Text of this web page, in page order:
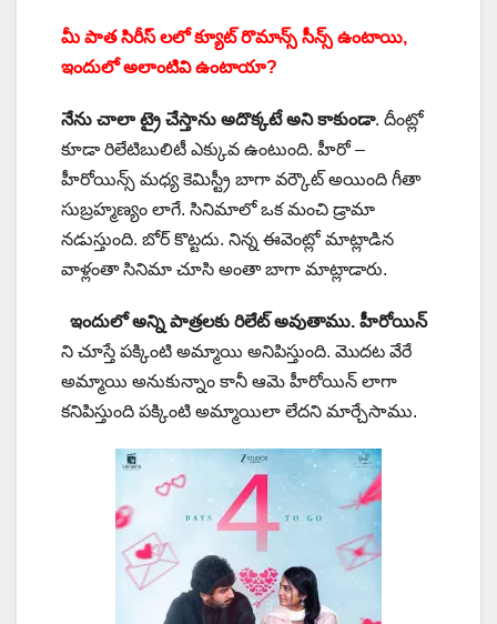
మీ పాత సిరీస్ లలో క్యూట్ రొమాన్స్ సీన్స్ ఉంటాయి,
ఇందులో అలాంటివి ఉంటాయా?
నేను చాలా ట్రై చేస్తాను అదొక్కటే అని కాకుండా. దీంట్లో
కూడా రిలేటిబులిటీ ఎక్కువ ఉంటుంది. హీరో –
హీరోయిన్స్ మధ్య కెమిస్ట్రీ బాగా వర్కౌట్ అయింది గీతా
సుబ్రహ్మణ్యం లాగే. సినిమాలో ఒక మంచి డ్రామా
నడుస్తుంది. బోర్ కొట్టదు. నిన్న ఈవెంట్లో మాట్లాడిన
వాళ్లంతా సినిమా చూసి అంతా బాగా మాట్లాడారు.
ఇందులో అన్ని పాత్రలకు రిలేట్ అవుతాము. హీరోయిన్
ని చూస్తే పక్కింటి అమ్మాయి అనిపిస్తుంది. మొదట వేరే
అమ్మాయి అనుకున్నాం కానీ ఆమె హీరోయిన్ లాగా
కనిపిస్తుంది పక్కింటి అమ్మాయిలా లేదని మార్చేసాము.